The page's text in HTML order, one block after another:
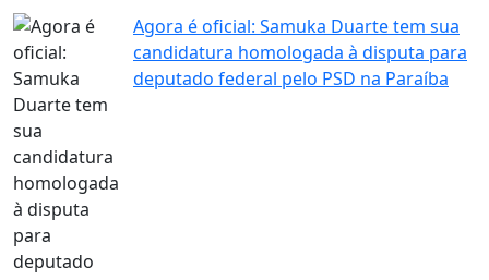
Agora é oficial: Samuka Duarte tem sua
candidatura homologada à disputa para
deputado federal pelo PSD na Paraíba